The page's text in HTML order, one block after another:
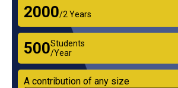
₹2000/2 Years
₹500Students
/Year
A contribution of any size